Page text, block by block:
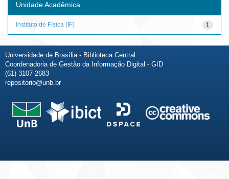
Unidade Acadêmica
1
Instituto de Física (IF)
Universidade de Brasília - Biblioteca Central
Coordenadoria de Gestão da Informação Digital - GID
(61) 3107-2683
repositorio@unb.br